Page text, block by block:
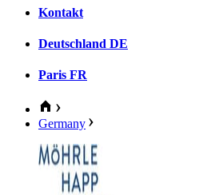
Kontakt
Deutschland DE
Paris FR
Germany